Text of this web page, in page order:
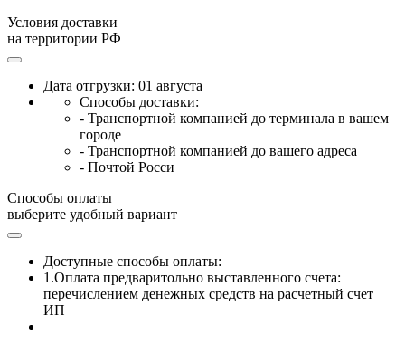
Условия доставки
на территории РФ
Дата отгрузки: 01 августа
Способы доставки:
- Транспортной компанией до терминала в вашем
городе
- Транспортной компанией до вашего адреса
- Почтой Росси
Способы оплаты
выберите удобный вариант
Доступные способы оплаты:
1.Оплата предваритольно выставленного счета:
перечислением денежных средств на расчетный счет
ИП